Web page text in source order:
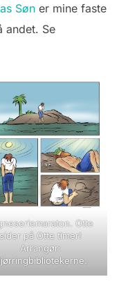
Søn er mine faste
andet. Se
Otte
sider på Otte timer!
Arrangør: